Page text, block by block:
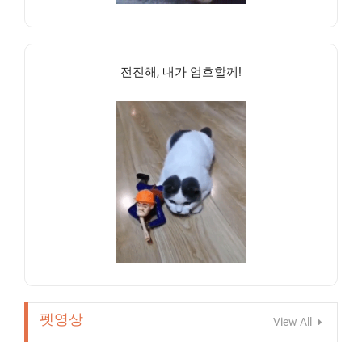
전진해, 내가 엄호할께!
펫영상 View All